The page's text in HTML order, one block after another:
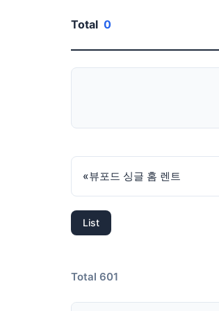
Total 0
«뷰포드 싱글 홈 렌트
List
Total 601